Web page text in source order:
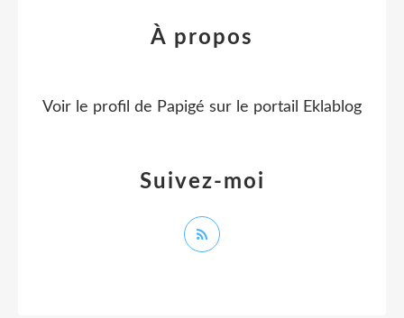
Suivez-moi
À propos
Voir le profil de Papigé sur le portail Eklablog